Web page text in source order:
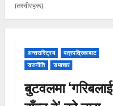
(तस्वीरहरू)
अन्तरास्ट्रिय
पत्रपत्रिकाबाट
राजनीति
समाचार
बुटवलमा ‘गरिबलाई